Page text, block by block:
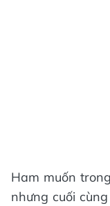
Ham muốn
nhưng cuối